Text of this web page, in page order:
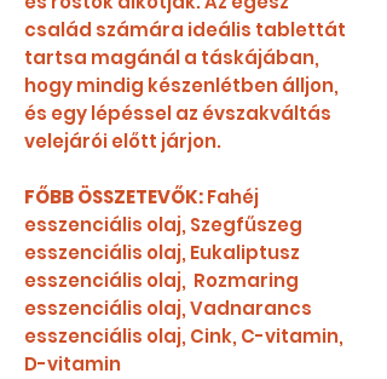
család számára ideális tablettát
tartsa magánál a táskájában,
hogy mindig készenlétben álljon,
és egy lépéssel az évszakváltás
velejárói előtt járjon.
FŐBB ÖSSZETEVŐK:Fahéj
esszenciális olaj, Szegfűszeg
esszenciális olaj, Eukaliptusz
esszenciális olaj, Rozmaring
esszenciális olaj, Vadnarancs
esszenciális olaj, Cink, C-vitamin,
D-vitamin